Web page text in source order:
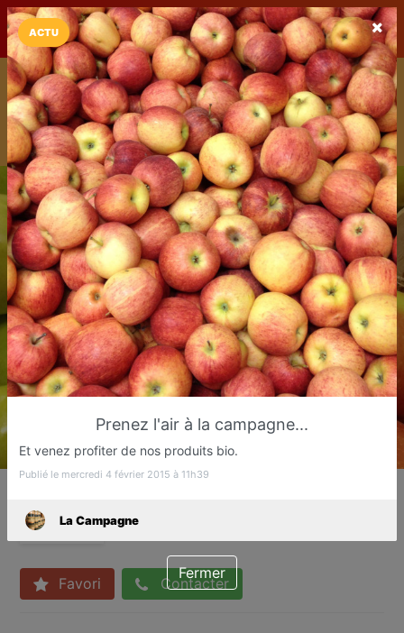
LaCarte LaCarte sur
Play Store
Installez l'App LaCarte
Téléchargez gratuitement l'app LaCarte pour suivre vos
commerces favoris et ne rien rater !
Télécharger Plus tard
Cannes
Favori Contacter
ACTU
Prenez l'air à la campagne...
Et venez profiter de nos produits bio.
Publié le mercredi 4 février 2015 à 11h39
La Campagne
Fermer